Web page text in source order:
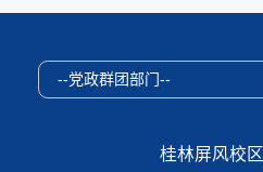
--党政群团部门--
桂林屏风校区